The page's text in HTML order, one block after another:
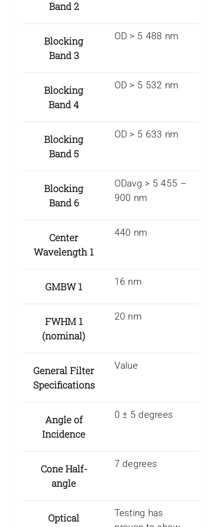
Band 2
Blocking
Band 3
OD > 5 488 nm
Blocking
Band 4
OD > 5 532 nm
Blocking
Band 5
OD > 5 633 nm
Blocking
Band 6
ODavg > 5 455 –
900 nm
Center
Wavelength 1
440 nm
GMBW 1 16 nm
FWHM 1
(nominal)
20 nm
General Filter
Specifications
Value
Angle of
Incidence
0 ± 5 degrees
Cone Half-
angle
7 degrees
Optical
Testing has